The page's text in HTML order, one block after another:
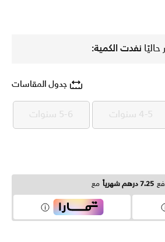
نفدت الكمية:
جدول المقاسات
4-5 سنوات 4-5 سنوات 5-6 سنوات 5-6 سنوات
7.25 درهم شهرياً مع